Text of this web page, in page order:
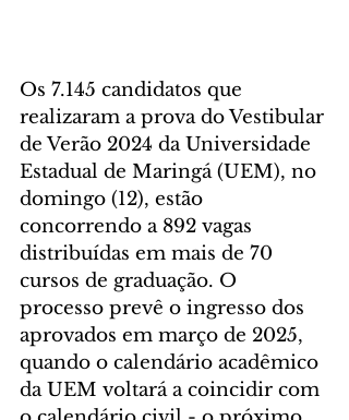
Os 7.145 candidatos que
realizaram a prova do Vestibular
de Verão 2024 da Universidade
Estadual de Maringá (UEM), no
domingo (12), estão
concorrendo a 892 vagas
distribuídas em mais de 70
cursos de graduação. O
processo prevê o ingresso dos
aprovados em março de 2025,
quando o calendário acadêmico
da UEM voltará a coincidir com